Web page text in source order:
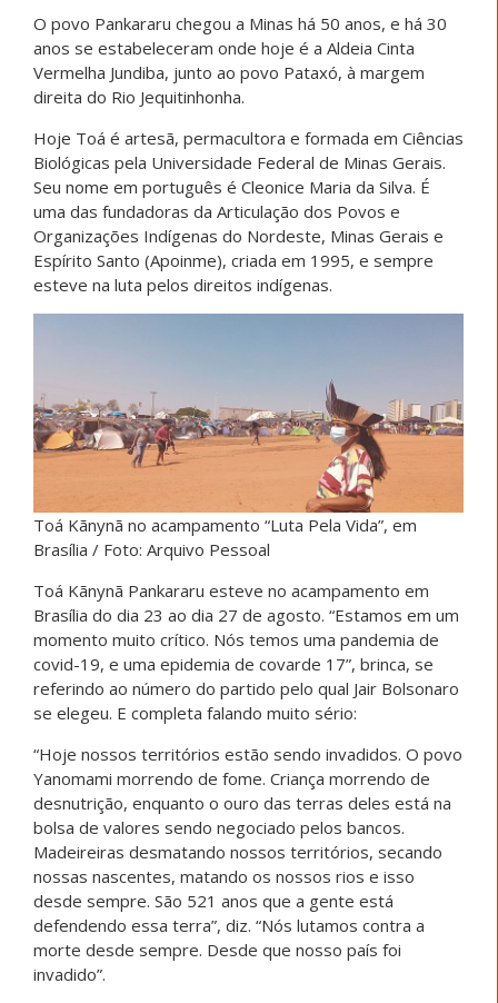
O povo Pankararu chegou a Minas há 50 anos, e há 30
anos se estabeleceram onde hoje é a Aldeia Cinta
Vermelha Jundiba, junto ao povo Pataxó, à margem
direita do Rio Jequitinhonha.
Hoje Toá é artesã, permacultora e formada em Ciências
Biológicas pela Universidade Federal de Minas Gerais.
Seu nome em português é Cleonice Maria da Silva. É
uma das fundadoras da Articulação dos Povos e
Organizações Indígenas do Nordeste, Minas Gerais e
Espírito Santo (Apoinme), criada em 1995, e sempre
esteve na luta pelos direitos indígenas.
Toá Kãnynã no acampamento “Luta Pela Vida”, em
Brasília / Foto: Arquivo Pessoal
Toá Kãnynã Pankararu esteve no acampamento em
Brasília do dia 23 ao dia 27 de agosto. “Estamos em um
momento muito crítico. Nós temos uma pandemia de
covid-19, e uma epidemia de covarde 17”, brinca, se
referindo ao número do partido pelo qual Jair Bolsonaro
se elegeu. E completa falando muito sério:
“Hoje nossos territórios estão sendo invadidos. O povo
Yanomami morrendo de fome. Criança morrendo de
desnutrição, enquanto o ouro das terras deles está na
bolsa de valores sendo negociado pelos bancos.
Madeireiras desmatando nossos territórios, secando
nossas nascentes, matando os nossos rios e isso
desde sempre. São 521 anos que a gente está
defendendo essa terra”, diz. “Nós lutamos contra a
morte desde sempre. Desde que nosso país foi
invadido”.